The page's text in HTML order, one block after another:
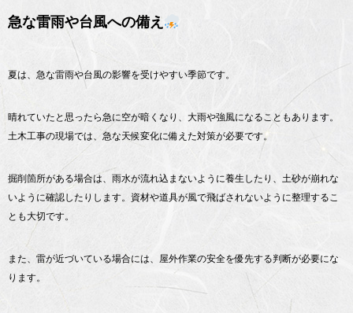
急な雷雨や台風への備え
夏は、急な雷雨や台風の影響を受けやすい季節です。
晴れていたと思ったら急に空が暗くなり、大雨や強風になることもあります。
土木工事の現場では、急な天候変化に備えた対策が必要です。
掘削箇所がある場合は、雨水が流れ込まないように養生したり、土砂が崩れな
いように確認したりします。資材や道具が風で飛ばされないように整理するこ
とも大切です。
また、雷が近づいている場合には、屋外作業の安全を優先する判断が必要にな
ります。